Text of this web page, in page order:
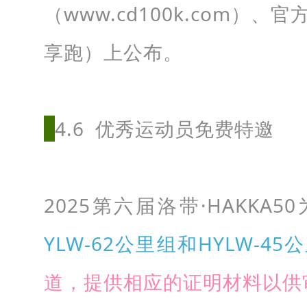
（www.cd100k.com）、官
享跑）上公布。
4.6 优秀运动员免费特邀
2025第六届洛带
YLW-62公里组和HYLW-45
道，提供相应的证明材料以